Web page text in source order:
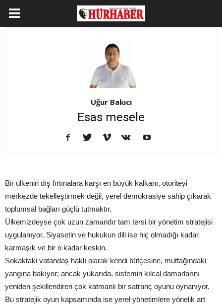
Uğur Bakıcı
Esas mesele
Bir ülkenin dış fırtınalara karşı en büyük kalkanı, otoriteyi
merkezde tekelleştirmek değil, yerel demokrasiye sahip çıkarak
toplumsal bağları güçlü tutmaktır.
Ülkemizdeyse çok uzun zamandır tam tersi bir yönetim stratejisi
uygulanıyor. Siyasetin ve hukukun dili ise hiç olmadığı kadar
karmaşık ve bir o kadar keskin.
Sokaktaki vatandaş haklı olarak kendi bütçesine, mutfağındaki
yangına bakıyor; ancak yukarıda, sistemin kılcal damarlarını
yeniden şekillendiren çok katmanlı bir satranç oyunu oynanıyor.
Bu stratejik oyun kapsamında ise yerel yönetimlere yönelik art